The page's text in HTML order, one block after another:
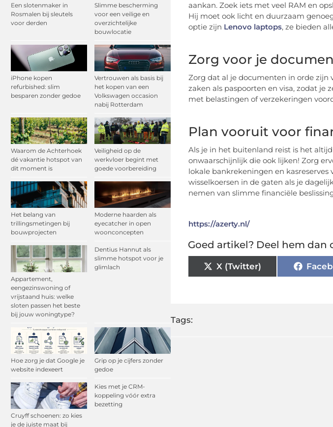
Een slotenmaker in
Rosmalen bij sleutels
voor derden
Slimme bescherming
voor een veilige en
overzichtelijke
bouwlocatie
iPhone kopen
refurbished: slim
besparen zonder gedoe
Vertrouwen als basis bij
het kopen van een
Volkswagen occasion
nabij Rotterdam
Waarom de Achterhoek
dé vakantie hotspot van
dit moment is
Veiligheid op de
werkvloer begint met
goede voorbereiding
Het belang van
trillingsmetingen bij
bouwprojecten
Moderne haarden als
eyecatcher in open
woonconcepten
Appartement,
eengezinswoning of
vrijstaand huis: welke
sloten passen het beste
bij jouw woningtype?
Dentius Hannut als
slimme hotspot voor je
glimlach
Hoe zorg je dat Google je
website indexeert
Grip op je cijfers zonder
gedoe
Cruyff schoenen: zo kies
je de juiste maat bij
Kies met je CRM-
koppeling vóór extra
bezetting
aankan. Zoek iets met veel RAM en
Hij moet ook licht en duurzaam
optie zijn Lenovo laptops, ze bieden
Zorg voor je
Zorg dat al je documenten in orde zijn
zaken als paspoorten en visa, zodat je
met belastingen of verzekeringen
Plan vooruit voor
Als je in het buitenland reist is het
onwaarschijnlijk die ook lijken! Zorg
lokale bankrekeningen en
wisselkoersen in de gaten als je
nemen van slimme financiële
https://azerty.nl/
Goed artikel? Deel hem dan
X (Twitter)
Tags: